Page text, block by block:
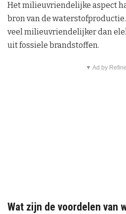
Het milieuvriendelijke aspect
bron van de
veel milieuvriendelijker dan
uit fossiele brandstoffen.
▼ Ad by
Wat zijn de voordelen van